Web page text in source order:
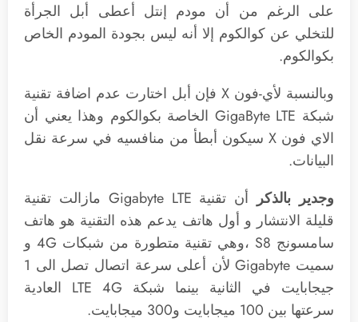
على الرغم من أن مودم إنتل أعطى أبل الجرأة
للتخلي عن كوالكوم إلا أنه ليس بجودة المودم الخاص
بكوالكوم.
وبالنسبة لأي-فون X فإن أبل اختارت عدم اضافة تقنية
شبكة GigaByte LTE الخاصة بكوالكوم وهذا يعني أن
الاي فون X سيكون أبطأ من منافسيه في سرعة نقل
البيانات.
وجدير بالذكر
أن تقنية Gigabyte LTE مازالت تقنية
قليلة الانتشار و أول هاتف يدعم هذه التقنية هو هاتف
سامسونج S8 ،وهي تقنية متطورة من شبكات 4G و
سميت Gigabyte لأن أعلى سرعة اتصال تصل الى 1
جيجابايت في الثانية بينما شبكة LTE 4G العادية
سرعتها بين 100 ميجابايت و300 ميجابايت.